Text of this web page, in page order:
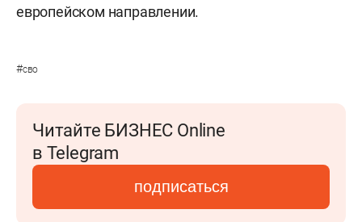
европейском направлении.
#сво
Читайте БИЗНЕС Online
в Telegram
подписаться